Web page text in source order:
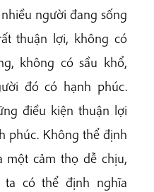
người đang sống
thuận lợi, không có
không có sầu khổ,
đó có hạnh phúc.
điều kiện thuận lợi
phúc. Không thể định
một cảm thọ dễ chịu,
ta có thể định nghĩa